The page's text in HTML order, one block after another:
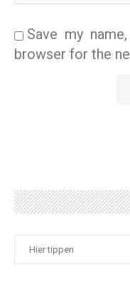
Save my
browser for the